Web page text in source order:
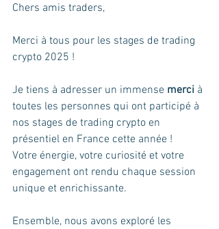
Chers amis traders,
Merci à tous pour les stages de trading
crypto 2025 !
Je tiens à adresser un immense merci à
toutes les personnes qui ont participé à
nos stages de trading crypto en
présentiel en France cette année !
Votre énergie, votre curiosité et votre
engagement ont rendu chaque session
unique et enrichissante.
Ensemble, nous avons exploré les